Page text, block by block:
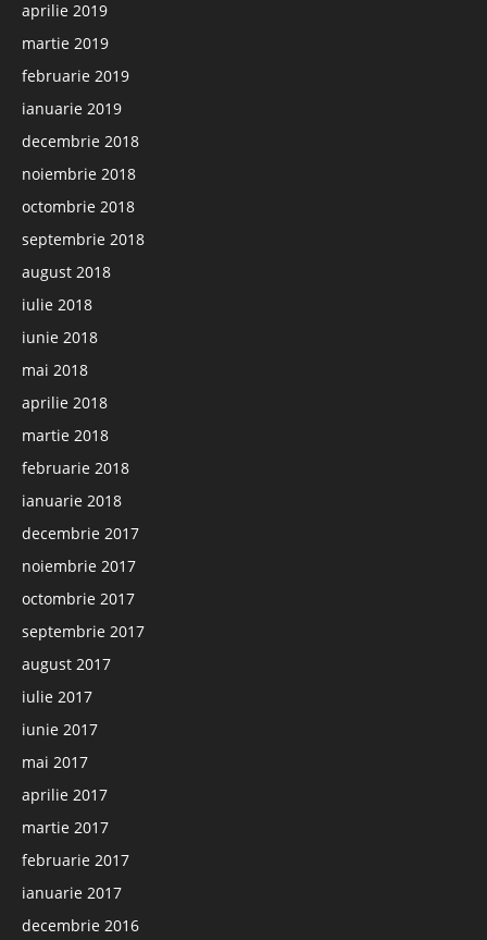
aprilie 2019
martie 2019
februarie 2019
ianuarie 2019
decembrie 2018
noiembrie 2018
octombrie 2018
septembrie 2018
august 2018
iulie 2018
iunie 2018
mai 2018
aprilie 2018
martie 2018
februarie 2018
ianuarie 2018
decembrie 2017
noiembrie 2017
octombrie 2017
septembrie 2017
august 2017
iulie 2017
iunie 2017
mai 2017
aprilie 2017
martie 2017
februarie 2017
ianuarie 2017
decembrie 2016